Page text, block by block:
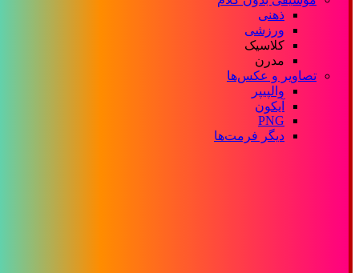
ذهنی
ورزشی
کلاسیک
مدرن
تصاویر و عکس‌ها
والپیپر
آیکون
PNG
دیگر فرمت‌ها